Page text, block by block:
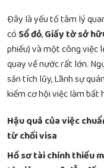
Đây là yếu tố tâm lý
có Sổ đỏ,Giấy tờ sở
phiếu) và một công việc
quay về nước rất lớn.
sản tích lũy, Lãnh sự
kiếm cơ hội việc làm bất
Hậu quả của việc
từ chối visa
Hồ sơ tài chính thiếu